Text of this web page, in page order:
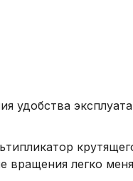
удобства
легко